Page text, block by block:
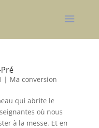
| Ma conversion
qui abrite le
où nous
à la messe. Et en